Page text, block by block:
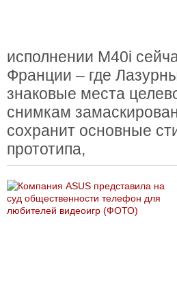
исполнении M40i
Франции – где
знаковые места
снимкам
сохранит основные
прототипа,